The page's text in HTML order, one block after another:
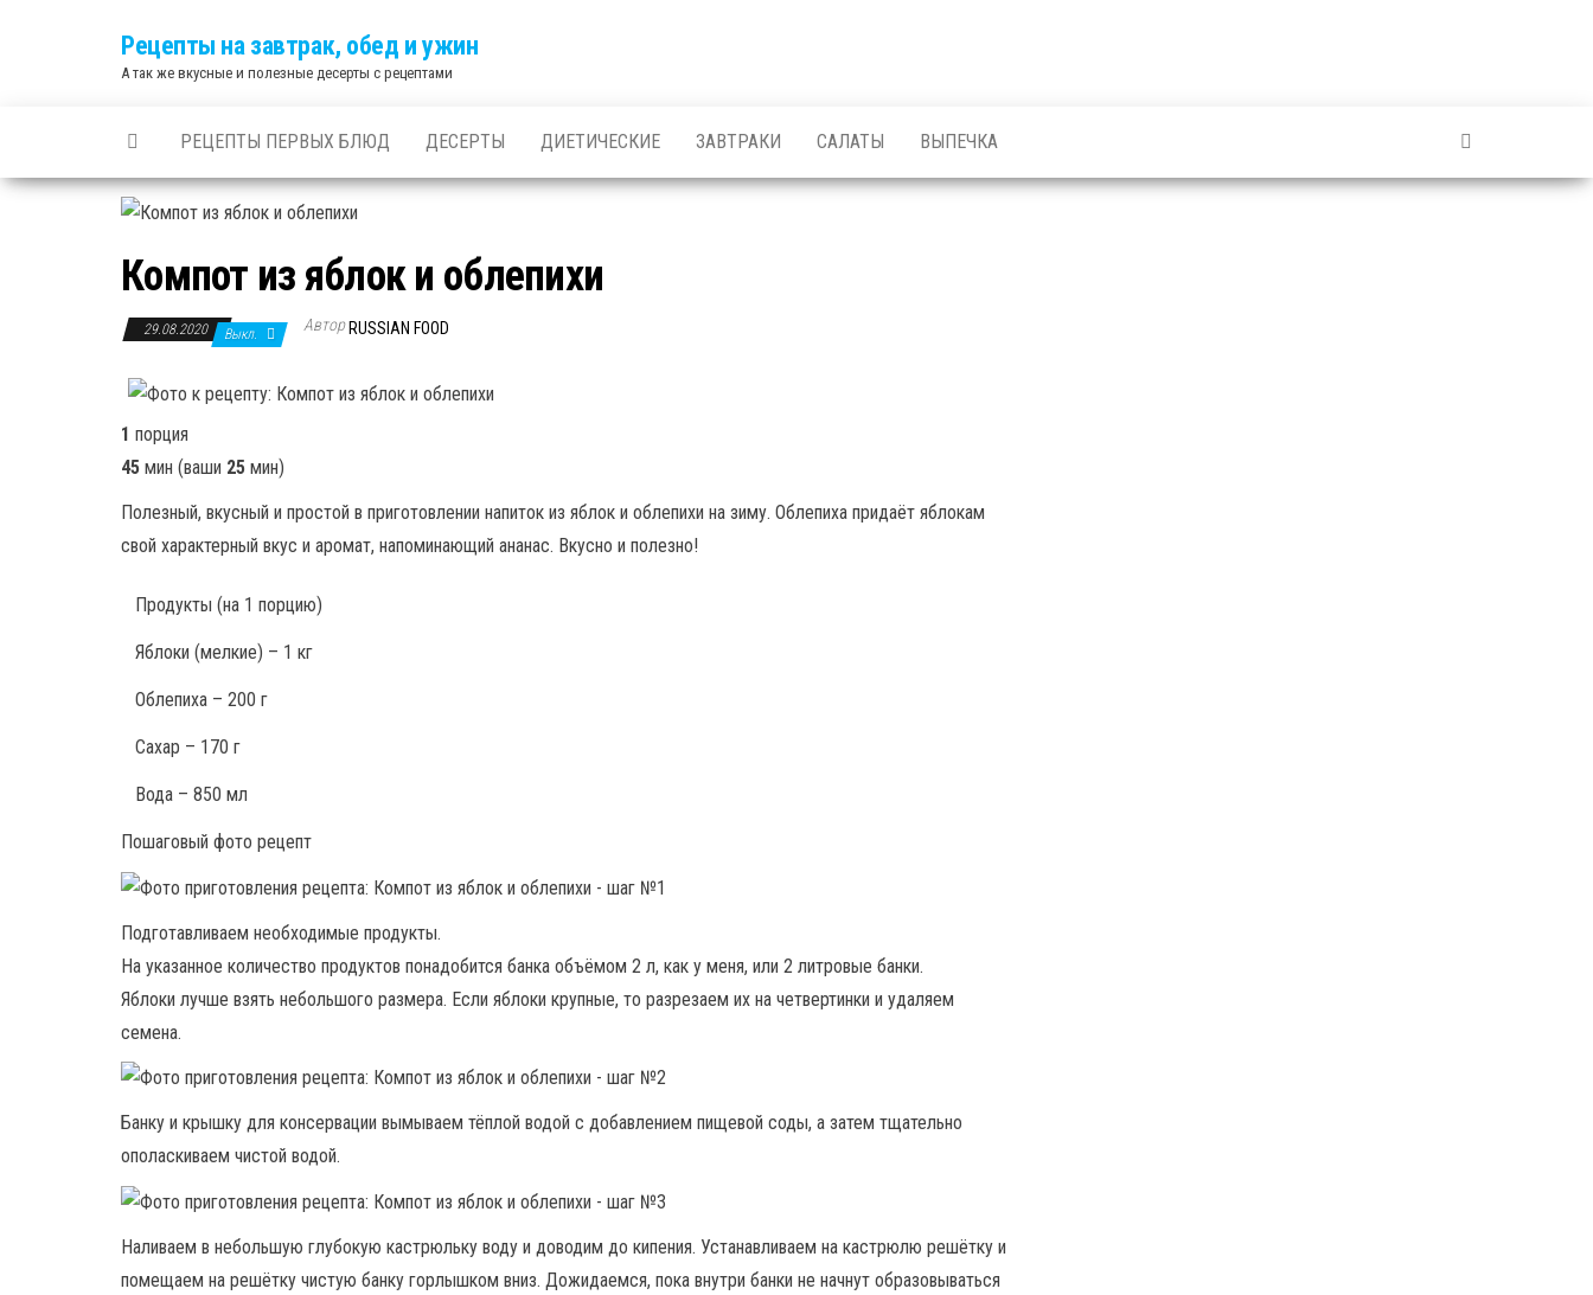
Рецепты на завтрак, обед и ужин
А так же вкусные и полезные десерты с рецептами
РЕЦЕПТЫ ПЕРВЫХ БЛЮД ДЕСЕРТЫ ДИЕТИЧЕСКИЕ ЗАВТРАКИ САЛАТЫ ВЫПЕЧКА
Компот из яблок и облепихи
29.08.2020 Выкл. Автор RUSSIAN FOOD
1 порция
45 мин (ваши 25 мин)
Полезный, вкусный и простой в приготовлении напиток из яблок и облепихи на зиму. Облепиха придаёт яблокам
свой характерный вкус и аромат, напоминающий ананас. Вкусно и полезно!
Продукты (на 1 порцию)
Яблоки (мелкие) – 1 кг
Облепиха – 200 г
Сахар – 170 г
Вода – 850 мл
Пошаговый фото рецепт
Подготавливаем необходимые продукты.
На указанное количество продуктов понадобится банка объёмом 2 л, как у меня, или 2 литровые банки.
Яблоки лучше взять небольшого размера. Если яблоки крупные, то разрезаем их на четвертинки и удаляем
семена.
Банку и крышку для консервации вымываем тёплой водой с добавлением пищевой соды, а затем тщательно
ополаскиваем чистой водой.
Наливаем в небольшую глубокую кастрюльку воду и доводим до кипения. Устанавливаем на кастрюлю решётку и
помещаем на решётку чистую банку горлышком вниз. Дожидаемся, пока внутри банки не начнут образовываться